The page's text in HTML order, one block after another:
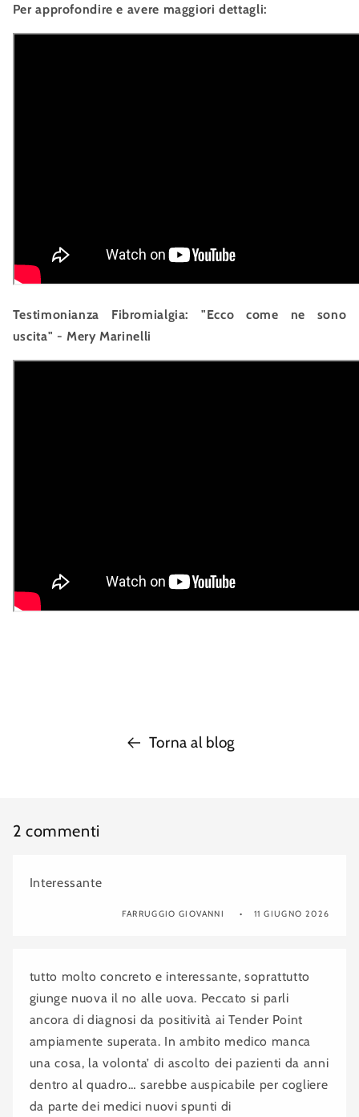
Per approfondire e avere maggiori dettagli:
Testimonianza Fibromialgia: "Ecco come ne sono
uscita" - Mery Marinelli
Torna al blog
2 commenti
Interessante
FARRUGGIO GIOVANNI 11 GIUGNO 2026
tutto molto concreto e interessante, soprattutto
giunge nuova il no alle uova. Peccato si parli
ancora di diagnosi da positività ai Tender Point
ampiamente superata. In ambito medico manca
una cosa, la volonta’ di ascolto dei pazienti da anni
dentro al quadro… sarebbe auspicabile per cogliere
da parte dei medici nuovi spunti di